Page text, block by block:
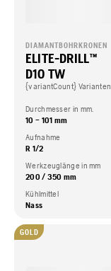
DIAMANTBOHRKRONEN
ELITE-DRILL™
D10 TW
{variantCount} Varianten
Durchmesser in mm.
10 – 101 mm
Aufnahme
R 1/2
Werkzeuglänge in mm
200 / 350 mm
Kühlmittel
Nass
GOLD